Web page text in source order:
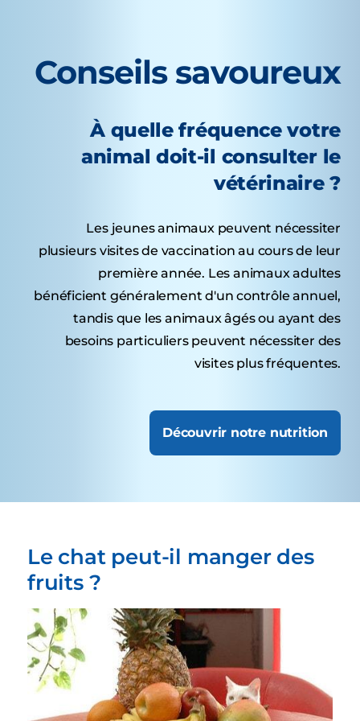
Conseils savoureux
À quelle fréquence votre
animal doit-il consulter le
vétérinaire ?
Les jeunes animaux peuvent nécessiter
plusieurs visites de vaccination au cours de leur
première année. Les animaux adultes
bénéficient généralement d'un contrôle annuel,
tandis que les animaux âgés ou ayant des
besoins particuliers peuvent nécessiter des
visites plus fréquentes.
Découvrir notre nutrition
Le chat peut-il manger des
fruits ?